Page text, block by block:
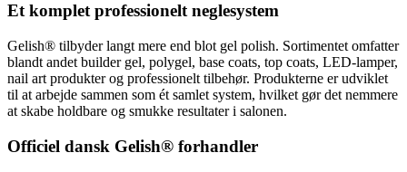
Et komplet professionelt neglesystem
Gelish® tilbyder langt mere end blot gel polish. Sortimentet omfatter
blandt andet builder gel, polygel, base coats, top coats, LED-lamper,
nail art produkter og professionelt tilbehør. Produkterne er udviklet
til at arbejde sammen som ét samlet system, hvilket gør det nemmere
at skabe holdbare og smukke resultater i salonen.
Officiel dansk Gelish® forhandler